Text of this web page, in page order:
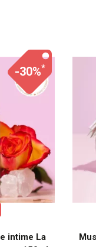
-30%*
intime La